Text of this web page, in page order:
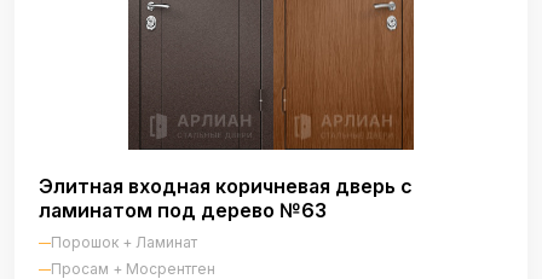
Элитная входная коричневая дверь с
ламинатом под дерево №63
Порошок + Ламинат
Просам + Мосрентген